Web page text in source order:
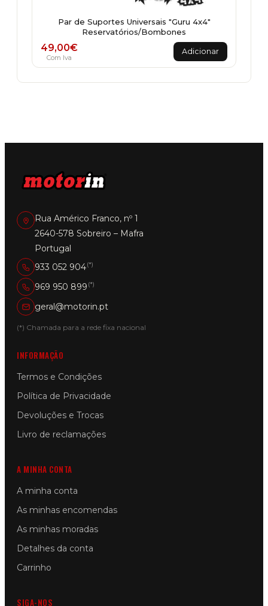
Par de Suportes Universais "Guru 4x4"
Reservatórios/Bombones
49,00€
Com Iva
Adicionar
Rua Américo Franco, nº 1
2640-578 Sobreiro – Mafra
Portugal
933 052 904(*)
969 950 899 (*)
geral@motorin.pt
(*) Chamada para a rede fixa nacional
INFORMAÇÃO
Termos e Condições
Política de Privacidade
Devoluções e Trocas
Livro de reclamações
A MINHA CONTA
A minha conta
As minhas encomendas
As minhas moradas
Detalhes da conta
Carrinho
SIGA-NOS